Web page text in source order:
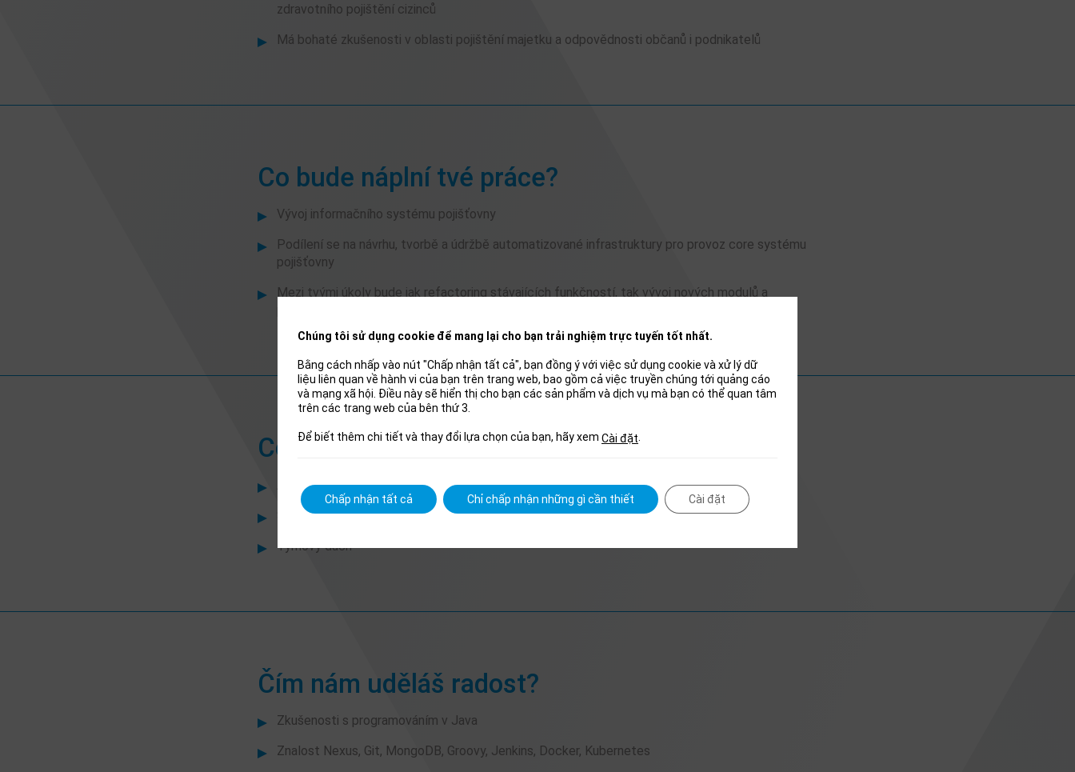
zdravotního pojištění cizinců
Má bohaté zkušenosti v oblasti pojištění majetku a odpovědnosti občanů i podnikatelů
Co bude náplní tvé práce?
Vývoj informačního systému pojišťovny
Podílení se na návrhu, tvorbě a údržbě automatizované infrastruktury pro provoz core systému
pojišťovny
Mezi tvými úkoly bude jak refactoring stávajících funkčností, tak vývoj nových modulů a
Co požadujeme?
Alespoň 3 roky zkušenosti s vývojem softwaru
Schopnost samostatně plnit svěřené úkoly
Týmový duch
Čím nám uděláš radost?
Zkušenosti s programováním v Java
Znalost Nexus, Git, MongoDB, Groovy, Jenkins, Docker, Kubernetes
Chúng tôi sử dụng cookie để mang lại cho bạn trải nghiệm trực tuyến tốt nhất.
Bằng cách nhấp vào nút "Chấp nhận tất cả", bạn đồng ý với việc sử dụng cookie và xử lý dữ
liệu liên quan về hành vi của bạn trên trang web, bao gồm cả việc truyền chúng tới quảng cáo
và mạng xã hội. Điều này sẽ hiển thị cho bạn các sản phẩm và dịch vụ mà bạn có thể quan tâm
trên các trang web của bên thứ 3.
Để biết thêm chi tiết và thay đổi lựa chọn của bạn, hãy xem Cài đặt.
Chấp nhận tất cả Chỉ chấp nhận những gì cần thiết Cài đặt